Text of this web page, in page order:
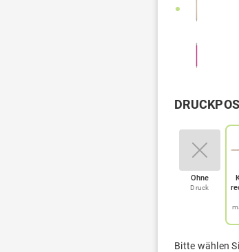
Ohne
Druck
Bitte wählen